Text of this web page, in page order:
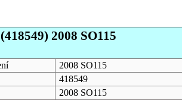
(418549) 2008 SO115
2008 SO115
418549
2008 SO115